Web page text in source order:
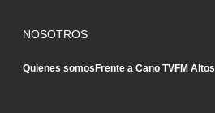
NOSOTROS
Quienes somosFrente a Cano TVFM Altos